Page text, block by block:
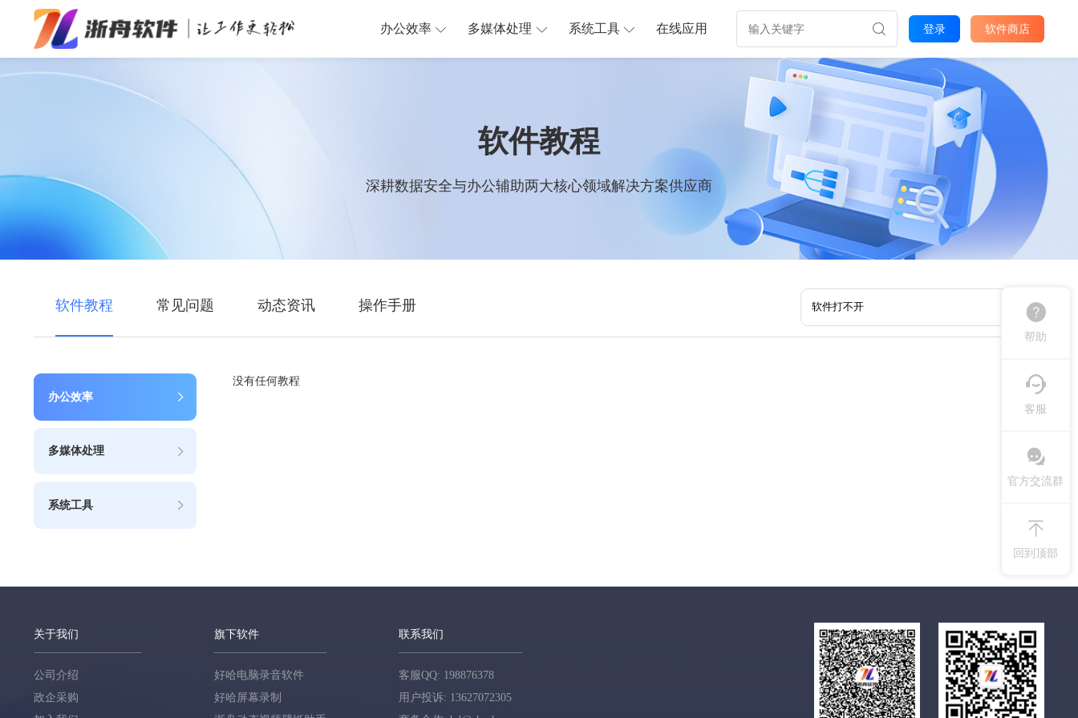
办公效率
办公效率 多媒体处理 系统工具 在线应用 登录 软件商店
软件教程
深耕数据安全与办公辅助两大核心领域解决方案供应商
软件教程 常见问题 动态资讯 操作手册
办公效率
多媒体处理
系统工具
没有任何教程
关于我们
公司介绍
政企采购
旗下软件
好哈电脑录音软件
好哈屏幕录制
联系我们
客服QQ: 198876378
用户投诉: 13627072305
帮助
客服
官方交流群
回到顶部